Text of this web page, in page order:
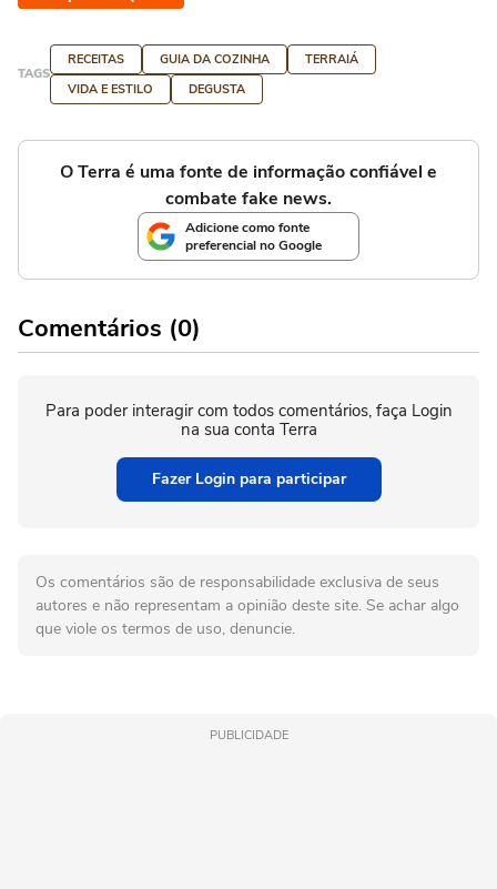
TAGS
RECEITAS GUIA DA COZINHA
TERRAIÁ
VIDA E ESTILO
DEGUSTA
O Terra é uma fonte de informação confiável e
combate fake news.
Adicione como fonte
preferencial no Google
Comentários (0)
Para poder interagir com todos comentários, faça Login
na sua conta Terra
Fazer Login para participar
Os comentários são de responsabilidade exclusiva de seus
autores e não representam a opinião deste site. Se achar algo
que viole os termos de uso, denuncie.
PUBLICIDADE